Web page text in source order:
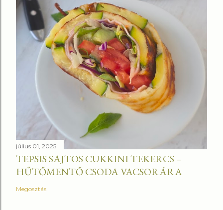
július 01, 2025
TEPSIS SAJTOS CUKKINI TEKERCS –
HŰTŐMENTŐ CSODA VACSORÁRA
Megosztás